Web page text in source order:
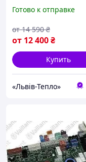
серии Tec Pro Plus
Готово к отправке
от 12 400₴
от 14 590 ₴
Купить
«Львів-Тепло»